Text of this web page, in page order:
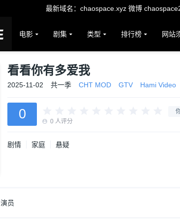
最新域名：chaospace.xyz 微博
电影 剧集 类型 排行榜 网站
看看你有多爱我
2025-11-02 共一季 CHT MOD GTV Hami Video
0 0 人评分
剧情 家庭 悬疑
演员